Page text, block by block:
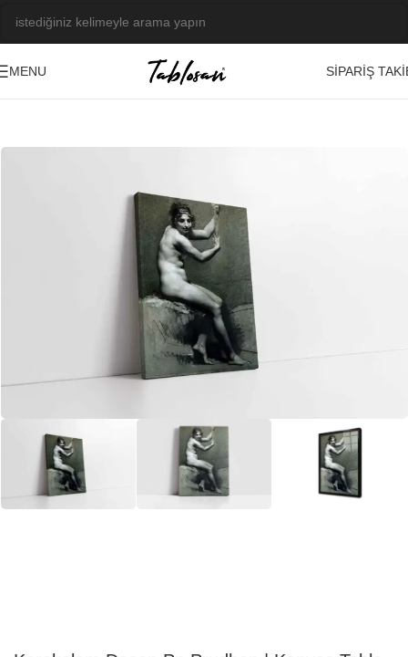
MENU
SIPARIŞ